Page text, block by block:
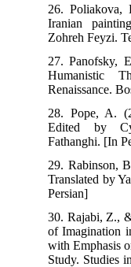
26.
27.
28.
29.
30.
of
with
Study.